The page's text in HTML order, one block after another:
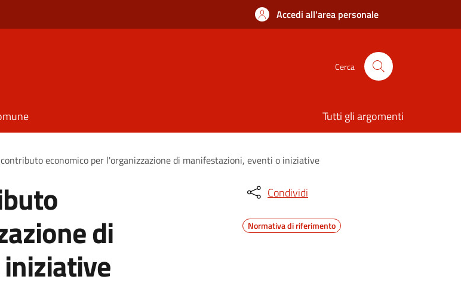
Accedi all'area personale
Cerca
Tutti gli argomenti
economico per l'organizzazione di manifestazioni, eventi o iniziative
di
Condividi
Normativa di riferimento